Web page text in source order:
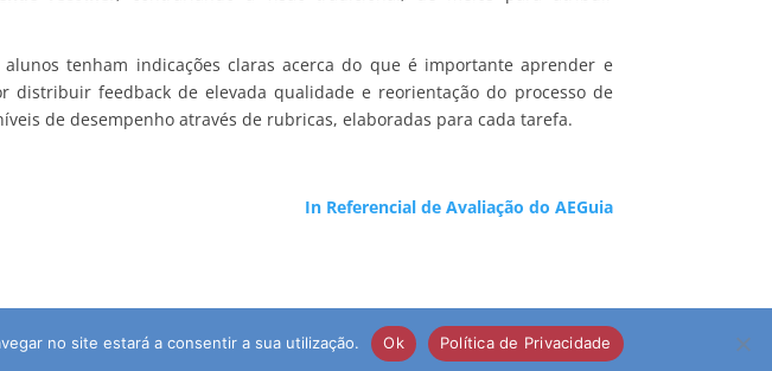
tenham indicações claras acerca do que é importante aprender e
feedback de elevada qualidade e reorientação do processo de
de desempenho através de rubricas, elaboradas para cada tarefa.
In Referencial de Avaliação do AEGuia
pedroferraz.com
no site estará a consentir a sua utilização. Ok Política de Privacidade